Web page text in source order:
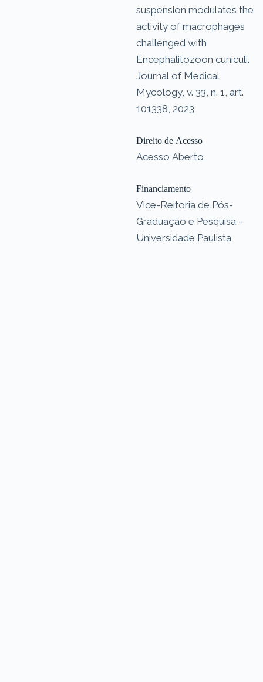
suspension modulates the
activity of macrophages
challenged with
Encephalitozoon cuniculi.
Journal of Medical
Mycology, v. 33, n. 1, art.
101338, 2023
Direito de Acesso
Acesso Aberto
Financiamento
Vice-Reitoria de Pós-
Graduação e Pesquisa -
Universidade Paulista